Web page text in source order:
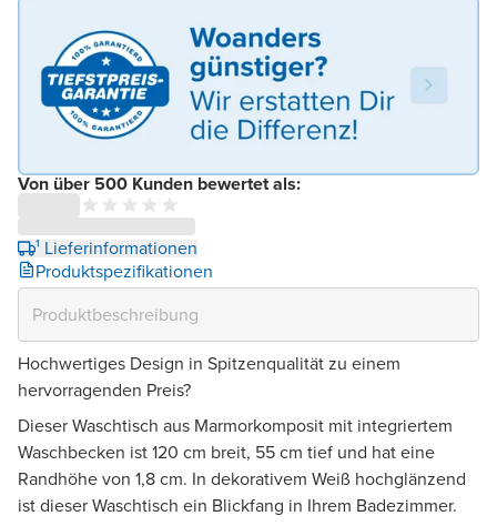
Von über 500 Kunden bewertet als:
¹ Lieferinformationen
Produktspezifikationen
Hochwertiges Design in Spitzenqualität zu einem
hervorragenden Preis?
Dieser Waschtisch aus Marmorkomposit mit integriertem
Waschbecken ist 120 cm breit, 55 cm tief und hat eine
Randhöhe von 1,8 cm. In dekorativem Weiß hochglänzend
ist dieser Waschtisch ein Blickfang in Ihrem Badezimmer.